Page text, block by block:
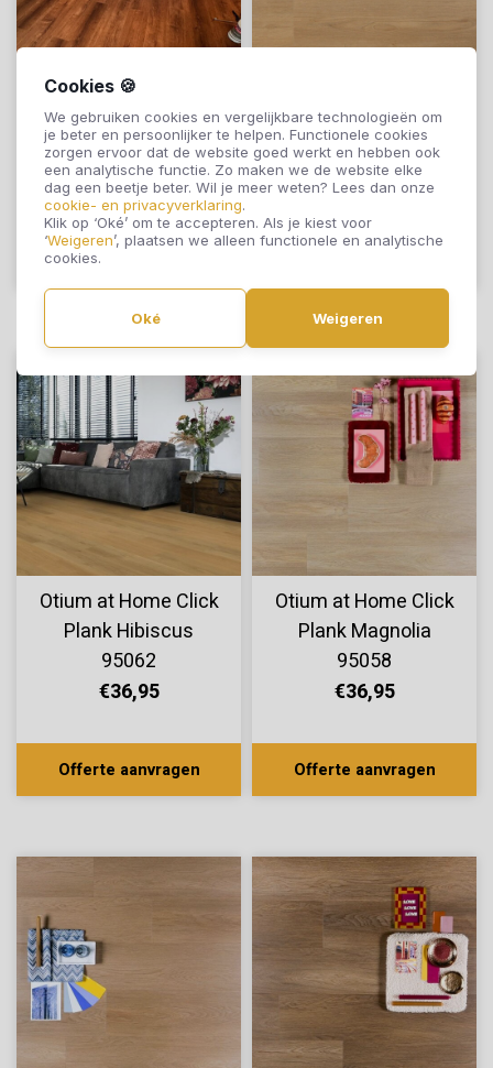
Cookies 🍪
We gebruiken cookies en vergelijkbare technologieën om
je beter en persoonlijker te helpen. Functionele cookies
zorgen ervoor dat de website goed werkt en hebben ook
een analytische functie. Zo maken we de website elke
dag een beetje beter. Wil je meer weten? Lees dan onze
cookie- en privacyverklaring.
Klik op ‘Oké’ om te accepteren. Als je kiest voor
‘Weigeren’, plaatsen we alleen functionele en analytische
cookies.
Oké Weigeren
Otium at Home
Lijmstrook Plank
Dawn 95088
€34,95
Offerte aanvragen
Lijmstrook Plank
Hammam 95092
€34,95
Otium at Home Click
Plank Hibiscus
95062
€36,95
Offerte aanvragen
Otium at Home Click
Plank Magnolia
95058
€36,95
Offerte aanvragen